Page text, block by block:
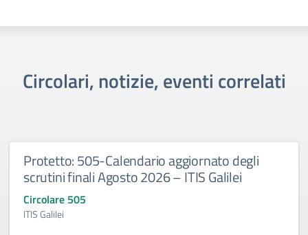
Circolari, notizie, eventi correlati
Protetto: 505-Calendario aggiornato degli
scrutini finali Agosto 2026 – ITIS Galilei
Circolare 505
ITIS Galilei